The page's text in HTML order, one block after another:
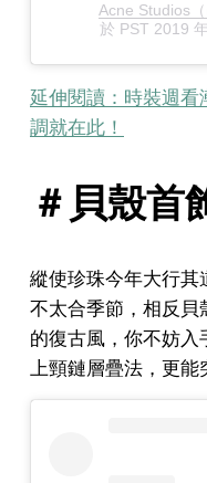
Acne Studios
於 PST 2019
延伸閱讀：時裝週看
調就在此！
＃貝殼首
縱使珍珠今年大行其
不太合季節，相反貝
的復古風，你不妨入
上頸鏈層疊法，更能